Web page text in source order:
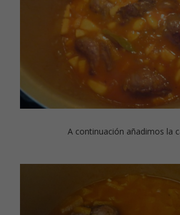
A continuación añadimos la